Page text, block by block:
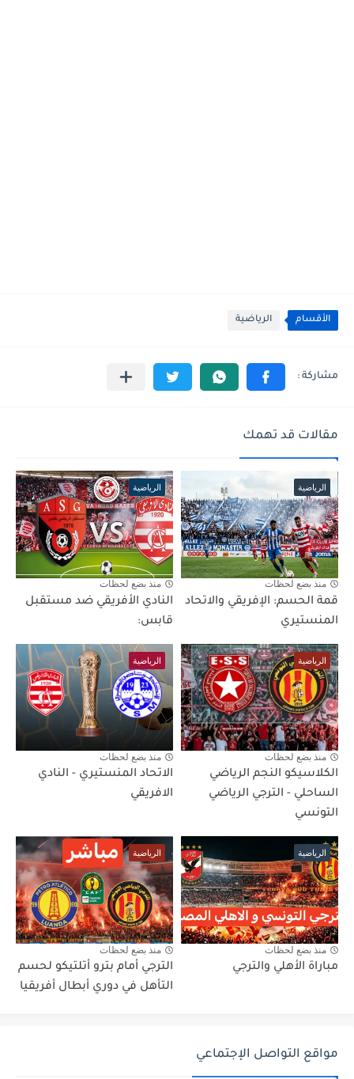
الأقسام الرياضية
مقالات قد تهمك
الرياضية
منذ بضع لحظات
قمة الحسم: الإفريقي والاتحاد
المنستيري
الرياضية
منذ بضع لحظات
النادي الأفريقي ضد مستقبل
قابس:
الرياضية
منذ بضع لحظات
الكلاسيكو النجم الرياضي
الساحلي - الترجي الرياضي
التونسي
الرياضية
منذ بضع لحظات
الاتحاد المنستيري - النادي
الافريقي
الرياضية
منذ بضع لحظات
مباراة الأهلي والترجي
الرياضية
منذ بضع لحظات
الترجي أمام بترو أتلتيكو لحسم
التأهل في دوري أبطال أفريقيا
مواقع التواصل الإجتماعي